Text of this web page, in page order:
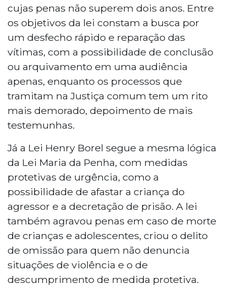
cujas penas não superem dois anos. Entre
os objetivos da lei constam a busca por
um desfecho rápido e reparação das
vítimas, com a possibilidade de conclusão
ou arquivamento em uma audiência
apenas, enquanto os processos que
tramitam na Justiça comum tem um rito
mais demorado, depoimento de mais
testemunhas.
Já a Lei Henry Borel segue a mesma lógica
da Lei Maria da Penha, com medidas
protetivas de urgência, como a
possibilidade de afastar a criança do
agressor e a decretação de prisão. A lei
também agravou penas em caso de morte
de crianças e adolescentes, criou o delito
de omissão para quem não denuncia
situações de violência e o de
descumprimento de medida protetiva.